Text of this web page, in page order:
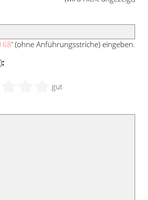
' (ohne Anführungsstriche) eingeben.
:
gut